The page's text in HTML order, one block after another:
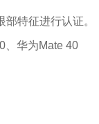
特征进行认证。
、华为Mate 40